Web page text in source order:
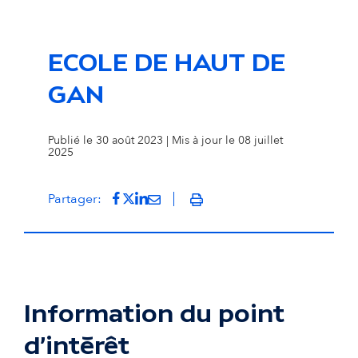
ECOLE DE HAUT DE
GAN
Publié le 30 août 2023 | Mis à jour le 08 juillet
2025
Partager: Partager sur Facebook
(s'ouvre dans un nouvel onglet)
Partager sur Twitter
(s'ouvre dans un nouvel onglet)
Partager sur LinkedIn
(s'ouvre dans un nouvel onglet)
Partager par mail
(s'ouvre dans un nouvel
Imprimer
Information du point
d'intérêt